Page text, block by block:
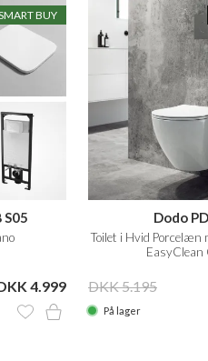
BUY
S05
4.999
Dodo
Toilet i Hvid Porcelæn
EasyClean
DKK 5.195
På lager